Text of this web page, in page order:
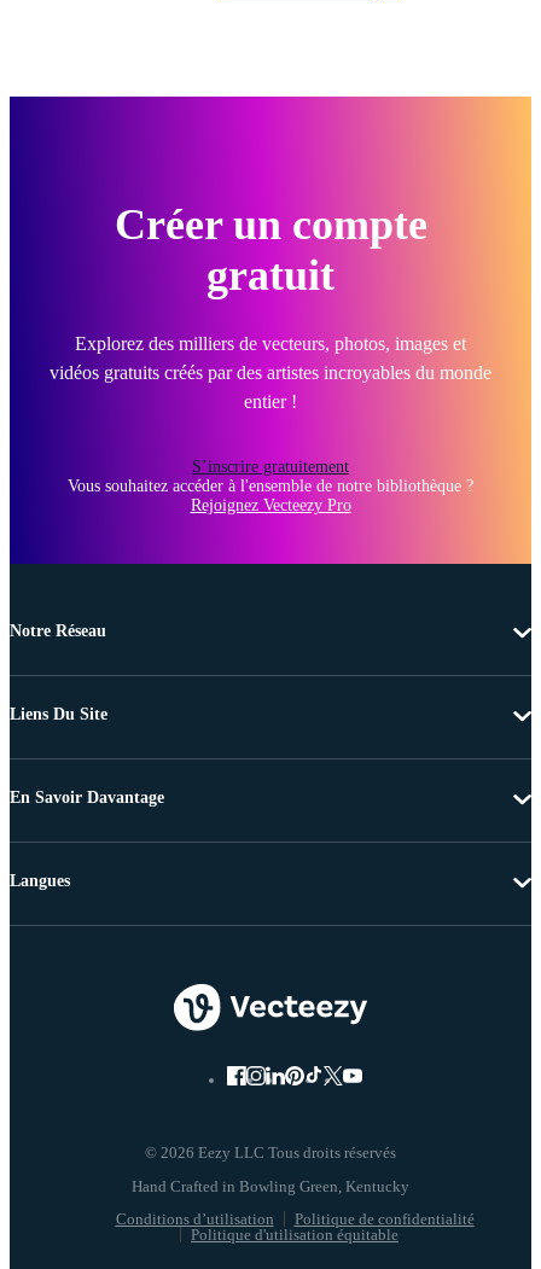
Créer un compte
gratuit
Explorez des milliers de vecteurs, photos, images et
vidéos gratuits créés par des artistes incroyables du monde
entier !
S’inscrire gratuitement
Vous souhaitez accéder à l'ensemble de notre bibliothèque ?
Rejoignez Vecteezy Pro
Notre Réseau
Liens Du Site
En Savoir Davantage
© 2026 Eezy LLC Tous droits réservés
Conditions d’utilisation
Politique de confidentialité
Politique d'utilisation équitable
Langues